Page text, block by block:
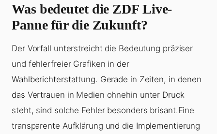
Was bedeutet die ZDF Live-
Panne für die Zukunft?
Der Vorfall unterstreicht die Bedeutung präziser
und fehlerfreier Grafiken in der
Wahlberichterstattung. Gerade in Zeiten, in denen
das Vertrauen in Medien ohnehin unter Druck
steht, sind solche Fehler besonders brisant.Eine
transparente Aufklärung und die Implementierung